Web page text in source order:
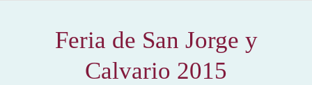
Feria de San Jorge y
Calvario 2015